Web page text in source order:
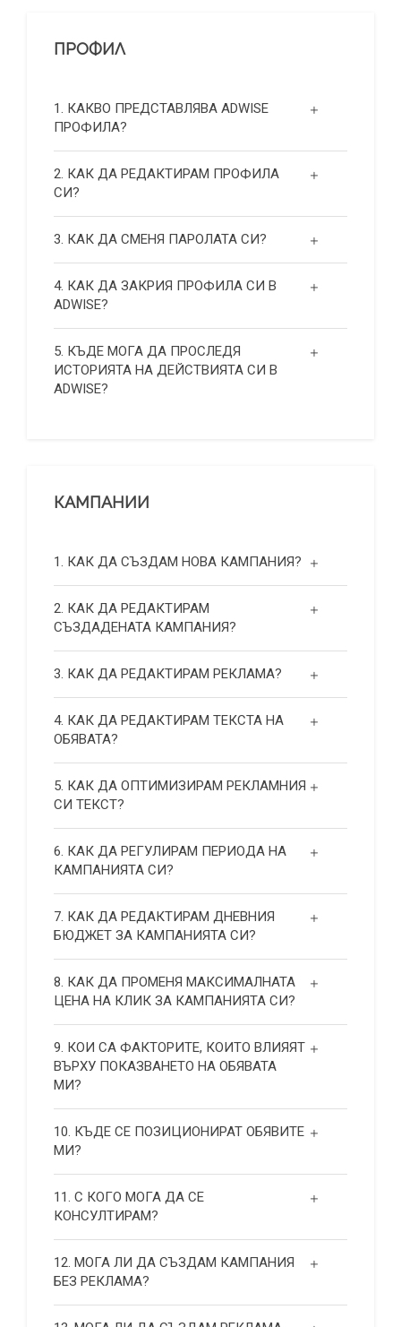
ПРОФИЛ
1. КАКВО ПРЕДСТАВЛЯВА ADWISE
ПРОФИЛА?
2. КАК ДА РЕДАКТИРАМ ПРОФИЛА
СИ?
3. КАК ДА СМЕНЯ ПАРОЛАТА СИ?
4. КАК ДА ЗАКРИЯ ПРОФИЛА СИ В
ADWISE?
5. КЪДЕ МОГА ДА ПРОСЛЕДЯ
ИСТОРИЯТА НА ДЕЙСТВИЯТА СИ В
ADWISE?
КАМПАНИИ
1. КАК ДА СЪЗДАМ НОВА КАМПАНИЯ?
2. КАК ДА РЕДАКТИРАМ
СЪЗДАДЕНАТА КАМПАНИЯ?
3. КАК ДА РЕДАКТИРАМ РЕКЛАМА?
4. КАК ДА РЕДАКТИРАМ ТЕКСТА НА
ОБЯВАТА?
5. КАК ДА ОПТИМИЗИРАМ РЕКЛАМНИЯ
СИ ТЕКСТ?
6. КАК ДА РЕГУЛИРАМ ПЕРИОДА НА
КАМПАНИЯТА СИ?
7. КАК ДА РЕДАКТИРАМ ДНЕВНИЯ
БЮДЖЕТ ЗА КАМПАНИЯТА СИ?
8. КАК ДА ПРОМЕНЯ МАКСИМАЛНАТА
ЦЕНА НА КЛИК ЗА КАМПАНИЯТА СИ?
9. КОИ СА ФАКТОРИТЕ, КОИТО ВЛИЯЯТ
ВЪРХУ ПОКАЗВАНЕТО НА ОБЯВАТА
МИ?
10. КЪДЕ СЕ ПОЗИЦИОНИРАТ ОБЯВИТЕ
МИ?
11. С КОГО МОГА ДА СЕ
КОНСУЛТИРАМ?
12. МОГА ЛИ ДА СЪЗДАМ КАМПАНИЯ
БЕЗ РЕКЛАМА?